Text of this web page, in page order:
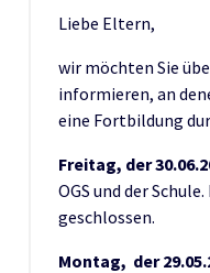
Liebe Eltern,
wir möchten Sie
informieren, an
eine Fortbildung
Freitag, der
OGS und der
geschlossen.
Montag, der